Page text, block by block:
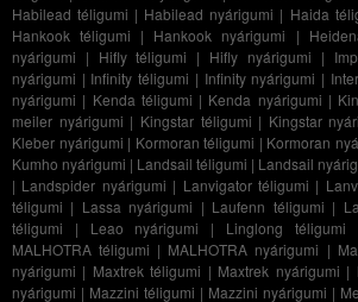
Habilead téligumi | Habilead nyárigumi | Haida
Hankook téligumi | Hankook nyárigumi |
nyárigumi | Hifly téligumi | Hifly nyárigumi |
nyárigumi | Infinity téligumi | Infinity nyárigumi |
nyárigumi | Kenda téligumi | Kenda nyárigumi |
meiler nyárigumi | Kingstar téligumi | Kingstar
Kleber nyárigumi | Kormoran téligumi | Kormoran
Kumho nyárigumi | Landsail téligumi | Landsail
| Landspider nyárigumi | Lanvigator téligumi |
téligumi | Lassa nyárigumi | Laufenn téligumi |
téligumi | Leao nyárigumi | Linglong téligumi
MALHOTRA téligumi | MALHOTRA nyárigumi |
nyárigumi | Maxtrek téligumi | Maxtrek nyárigumi |
nyárigumi | Mazzini téligumi | Mazzini nyárigumi |